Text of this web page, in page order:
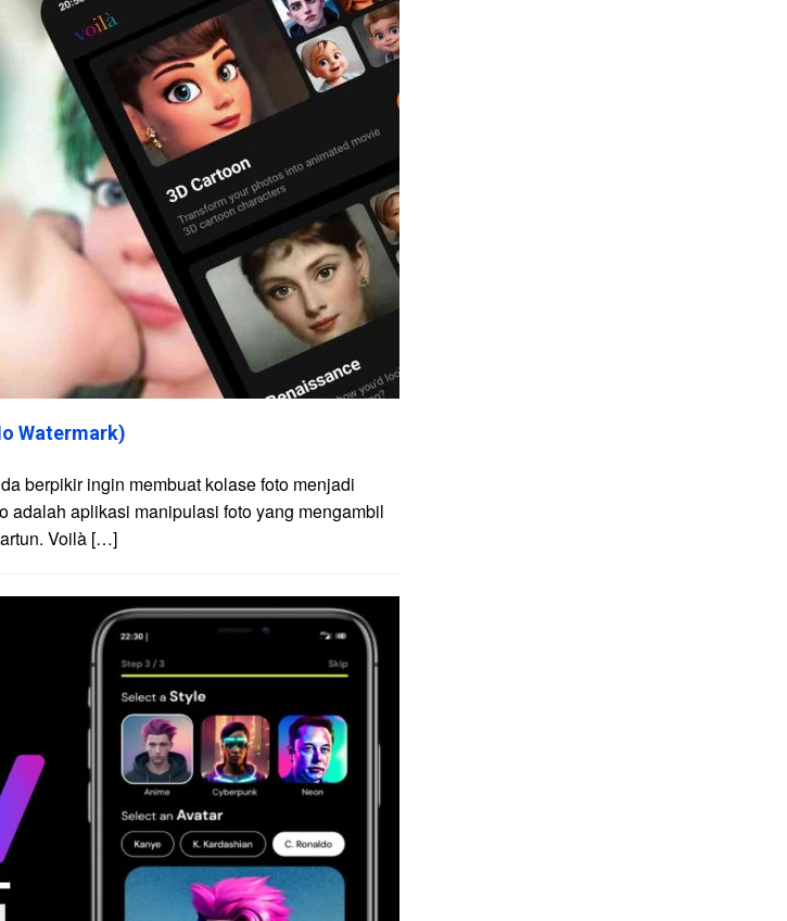
Watermark)
berpikir ingin membuat kolase foto menjadi
adalah aplikasi manipulasi foto yang mengambil
Voilà […]